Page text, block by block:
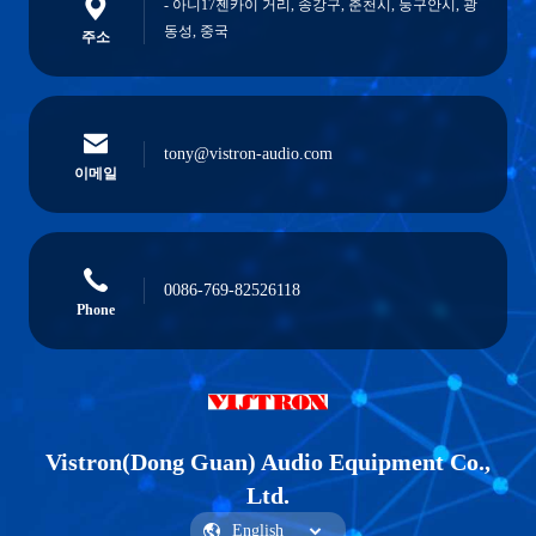
주소
- 아니17젠카이 거리, 송강구, 춘천시, 둥구안시, 광
동성, 중국
이메일
tony@vistron-audio.com
Phone
0086-769-82526118
Vistron(Dong Guan) Audio Equipment Co.,
Ltd.